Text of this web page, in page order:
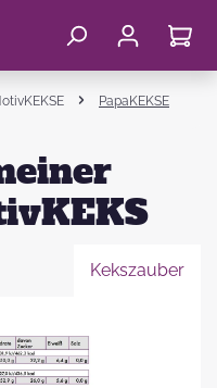
PapaKEKSE
Kekszauber